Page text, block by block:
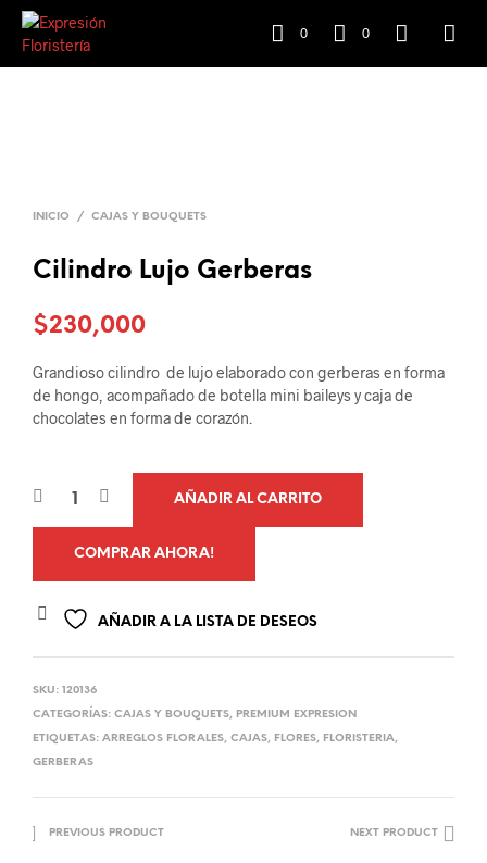
0 0
INICIO / CAJAS Y BOUQUETS
Cilindro Lujo Gerberas
$230,000
Grandioso cilindro de lujo elaborado con gerberas en forma
de hongo, acompañado de botella mini baileys y caja de
chocolates en forma de corazón.
AÑADIR AL CARRITO
COMPRAR AHORA!
AÑADIR A LA LISTA DE DESEOS
SKU: 120136
CATEGORÍAS: CAJAS Y BOUQUETS, PREMIUM EXPRESION
ETIQUETAS: ARREGLOS FLORALES, CAJAS, FLORES, FLORISTERIA,
GERBERAS
PREVIOUS PRODUCT NEXT PRODUCT